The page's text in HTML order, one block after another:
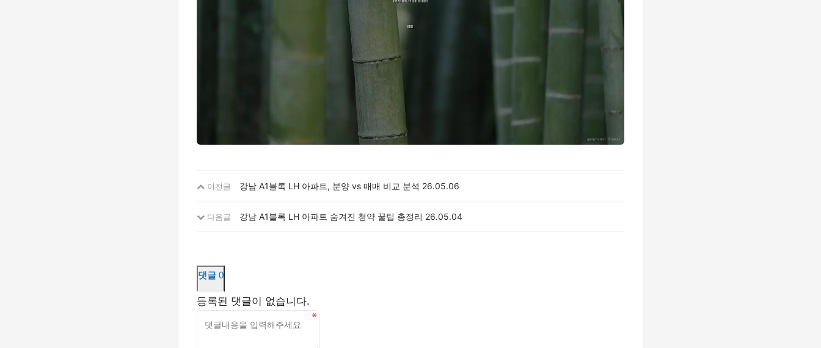
이전글 강남 A1블록 LH 아파트, 분양 vs 매매 비교 분석 26.05.06
다음글 강남 A1블록 LH 아파트 숨겨진 청약 꿀팁 총정리 26.05.04
댓글 0
등록된 댓글이 없습니다.